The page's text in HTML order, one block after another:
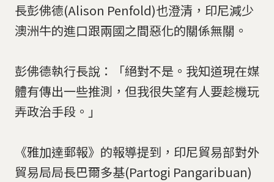
長彭佛德(Alison Penfold)也澄清，印尼減少
澳洲牛的進口跟兩國之間惡化的關係無關。
彭佛德執行長說：「絕對不是。我知道現在媒
體有傳出一些推測，但我很失望有人要趁機玩
弄政治手段。」
《雅加達郵報》的報導提到，印尼貿易部對外
貿易局局長巴爾多基(Partogi Pangaribuan)